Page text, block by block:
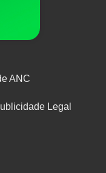
ANC
Legal